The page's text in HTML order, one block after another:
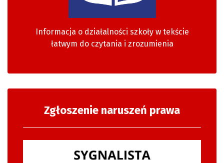
Informacja o działalności szkoły w tekście
łatwym do czytania i zrozumienia
Zgłoszenie naruszeń prawa